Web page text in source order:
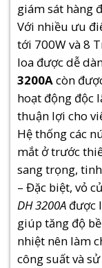
giám sát hàng
Với nhiều ưu
tới 700W và 8
loa được dễ
3200Acòn
hoạt động độc
thuận lợi cho
Hệ thống các
mắt ở trước
sang trọng,
– Đặc biệt, vỏ
DH 3200A được
giúp tăng độ
nhiệt nên làm
công suất và